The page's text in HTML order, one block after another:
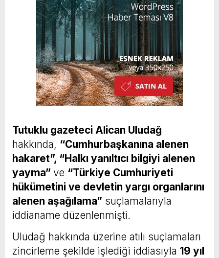
Tutuklu gazeteci Alican Uludağ
hakkında, “Cumhurbaşkanına alenen
hakaret”, “Halkı yanıltıcı bilgiyi alenen
yayma” ve “Türkiye Cumhuriyeti
hükümetini ve devletin yargı organlarını
alenen aşağılama” suçlamalarıyla
iddianame düzenlenmişti.
Uludağ hakkında üzerine atılı suçlamaları
zincirleme şekilde işlediği iddiasıyla 19 yıl